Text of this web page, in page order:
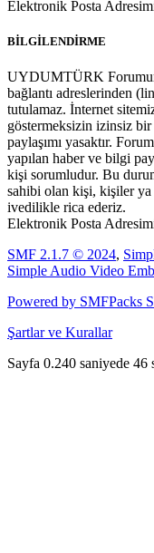
Elektronik Posta
BİLGİLENDİRME
UYDUMTÜRK
bağlantı adreslerinden
tutulamaz. İnternet
göstermeksizin izinsiz
paylaşımı yasaktır.
yapılan haber ve bilgi
kişi sorumludur. Bu
sahibi olan kişi, kişiler
ivedilikle rica ederiz.
Elektronik Posta
SMF 2.1.7 © 2024,
Simple Audio Video
Powered by SMFPacks
Şartlar ve Kurallar
Sayfa 0.240 saniyede